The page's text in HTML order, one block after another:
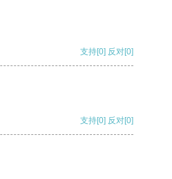
支持[0] 反对[0]
支持[0] 反对[0]